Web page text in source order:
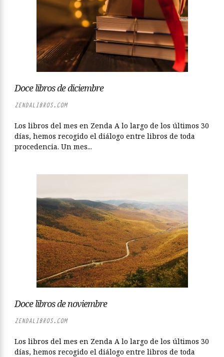
Doce libros de diciembre
ZENDALIBROS.COM
Los libros del mes en Zenda A lo largo de los últimos 30
días, hemos recogido el diálogo entre libros de toda
procedencia. Un mes...
Doce libros de noviembre
ZENDALIBROS.COM
Los libros del mes en Zenda A lo largo de los últimos 30
días, hemos recogido el diálogo entre libros de toda